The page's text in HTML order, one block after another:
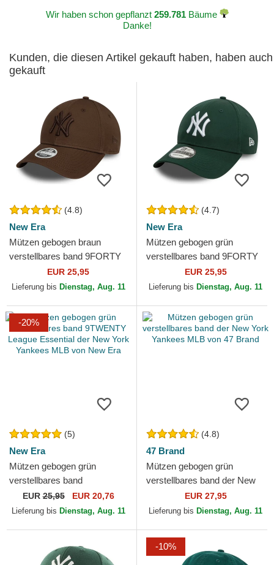
Wir haben schon gepflanzt 259.781Bäume
Danke!
Kunden, die diesen Artikel gekauft haben, haben auch
gekauft
(4.8)
New Era
Mützen gebogen braun
verstellbares band 9FORTY
League Essential der New
York Yankees MLB von New
EUR 25,95
Lieferung bis Dienstag, Aug. 11
(4.7)
New Era
Mützen gebogen grün
verstellbares band 9FORTY
League Essential der New
York Yankees MLB von New
EUR 25,95
Lieferung bis Dienstag, Aug. 11
-20%
(5)
New Era
Mützen gebogen grün
verstellbares band
9TWENTY League Essential
der New York Yankees MLB
EUR25,95 EUR 20,76
Lieferung bis Dienstag, Aug. 11
(4.8)
47 Brand
Mützen gebogen grün
verstellbares band der New
York Yankees MLB von 47
Brand
EUR 27,95
Lieferung bis Dienstag, Aug. 11
-10%